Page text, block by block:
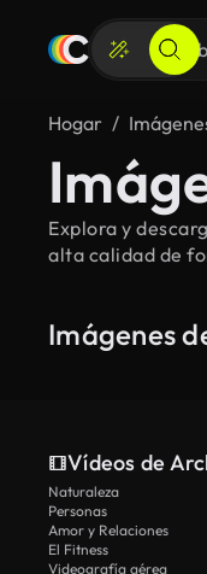
Hogar
Explora y
alta calidad de
Imágenes
Vídeos de
Naturaleza
Personas
Amor y Relaciones
El Fitness
Videografía aérea